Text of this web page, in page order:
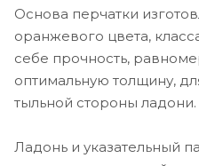
Основа перчатки
оранжевого цвета,
себе прочность,
оптимальную толщину,
тыльной стороны ладони.
Ладонь и указательный